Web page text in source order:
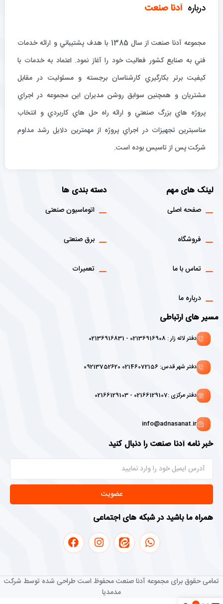
درباره آدنا صنعت
مجموعه آدنا صنعت از سال 1385 با هدف پشتيباني و ارائه خدمات
فني به صنايع كشور فعاليت خود را آغاز نمود. اعتماد به خدمات با
كيفيت برتر بكارگيري كارشناسان برجسته و مسئوليت در مقابل
مشتريان و همچنين سوابق روشن مديران اين مجموعه در اجراي
پروژه هاي بزرگ صنعتي و ارائه راه حل هاي كاربردي و انتخاب
مناسبترين تجهيزات در اجراي پروژه از مهمترين دلايل رشد مداوم
شركت پس از تاسيس بوده است.
لینک های مهم
صفحه اصلی
فروشگاه
تماس با ما
درباره ما
دسته بندی ها
اتوماسیون صنعتی
برق صنعتی
تعمیرات
مسیر های ارتباطی
دفتر لاله زار : 02136916908 - 02136916831
دفتر شهر قدس: 02146072156 09213752620
دفتر مرکزی :02166129107 - 02166129103
info@adnasanat.ir
خبر نامه آدنا صنعت را دنبال کنید
عضویت
همراه ما باشید در شبکه های اجتماعی
تمامی حقوق برای مجموعه آدنا صنعت محفوظ است طراحی شده توسط شرکت
مدمدیا